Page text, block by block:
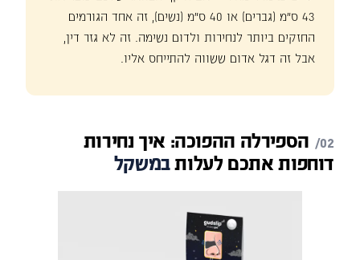
43 ס"מ (גברים) או 40 ס"מ (נשים), זה אחד הגורמים
החזקים ביותר לנחירות ולדום נשימה. זה לא גזר דין,
אבל זה דגל אדום ששווה להתייחס אליו.
הספירלה ההפוכה: איך נחירות
דוחפות אתכם לעלותבמשקל